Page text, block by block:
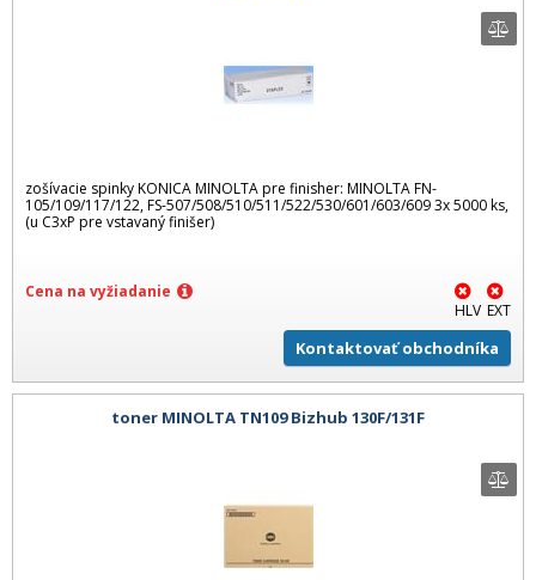
zošívacie spinky KONICA MINOLTA pre finisher: MINOLTA FN-
105/109/117/122, FS-507/508/510/511/522/530/601/603/609 3x 5000 ks,
(u C3xP pre vstavaný finišer)
Cena na vyžiadanie
HLV EXT
Kontaktovať obchodníka
toner MINOLTA TN109 Bizhub 130F/131F